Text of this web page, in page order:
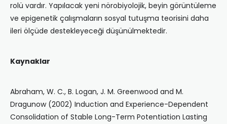
rolü vardır. Yapılacak yeni nörobiyolojik, beyin görüntüleme
ve epigenetik çalışmaların sosyal tutuşma teorisini daha
ileri ölçüde destekleyeceği düşünülmektedir.
Kaynaklar
Abraham, W. C., B. Logan, J. M. Greenwood and M.
Dragunow (2002) Induction and Experience-Dependent
Consolidation of Stable Long-Term Potentiation Lasting